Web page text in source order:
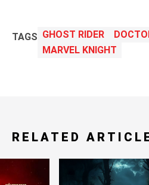
TAGS GHOST RIDER
MARVEL KNIGHT
RELATED